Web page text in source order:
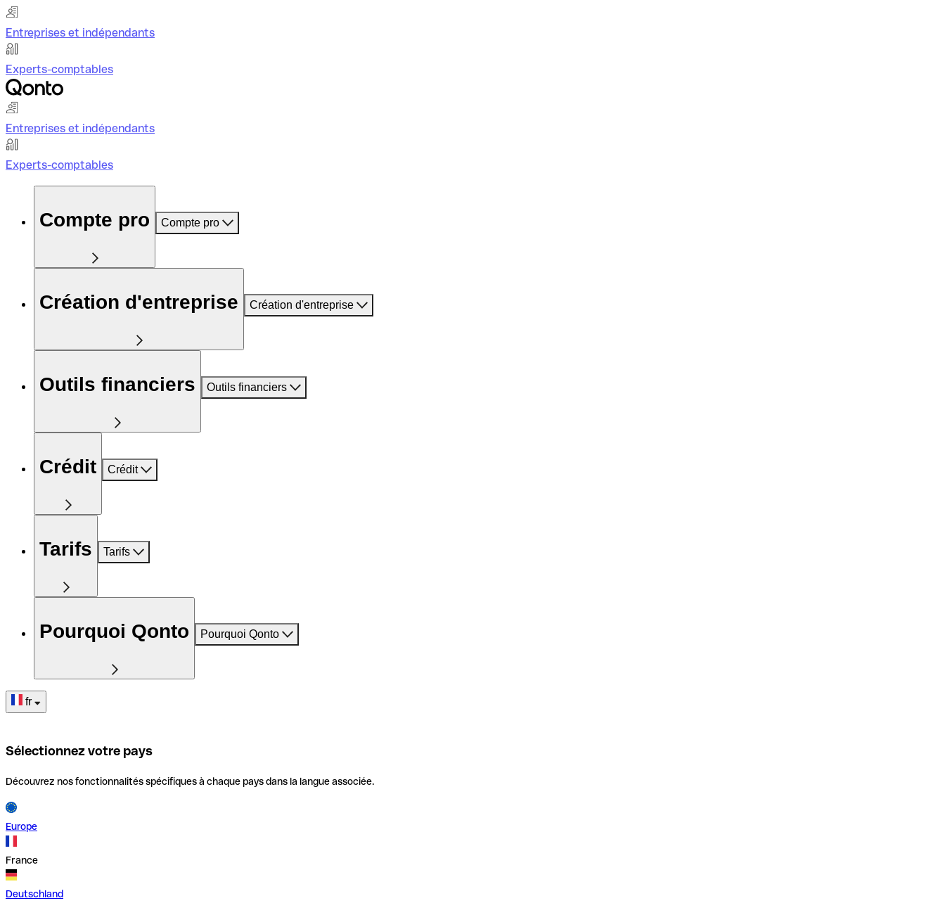
Entreprises et indépendants
Experts-comptables
Entreprises et indépendants
Experts-comptables
Compte pro Compte pro
Création d'entreprise Création d'entreprise
Outils financiers Outils financiers
Crédit Crédit
Tarifs Tarifs
Pourquoi Qonto Pourquoi Qonto
fr
Sélectionnez votre pays
Découvrez nos fonctionnalités spécifiques à chaque pays dans la langue associée.
Europe
France
Deutschland